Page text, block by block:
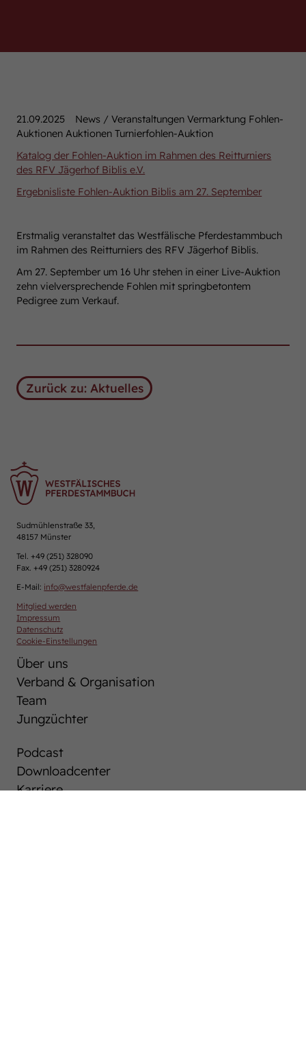
21.09.2025
News / Veranstaltungen Vermarktung Fohlen-
Auktionen Auktionen Turnierfohlen-Auktion
Katalog der Fohlen-Auktion im Rahmen des Reitturniers
des RFV Jägerhof Biblis e.V.
Ergebnisliste Fohlen-Auktion Biblis am 27. September
Erstmalig veranstaltet das Westfälische Pferdestammbuch
im Rahmen des Reitturniers des RFV Jägerhof Biblis.
Am 27. September um 16 Uhr stehen in einer Live-Auktion
zehn vielversprechende Fohlen mit springbetontem
Pedigree zum Verkauf.
Zurück zu: Aktuelles
Sudmühlenstraße 33,
48157 Münster
Tel. +49 (251) 328090
Fax. +49 (251) 3280924
E-Mail: info@westfalenpferde.de
Mitglied werden
Impressum
Datenschutz
Cookie-Einstellungen
Über uns
Verband & Organisation
Team
Jungzüchter
Podcast
Downloadcenter
Karriere